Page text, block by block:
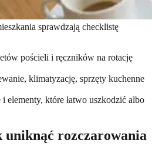
sprawdzają checklistę
pościeli i ręczników na rotację
klimatyzację, sprzęty kuchenne
elementy, które łatwo uszkodzić albo
rozczarowania